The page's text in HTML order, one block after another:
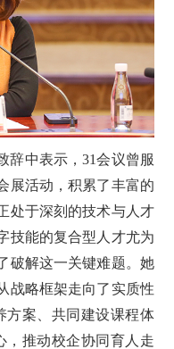
辞中表示，31会议曾服
展活动，积累了丰富的
处于深刻的技术与人才
技能的复合型人才尤为
破解这一关键难题。她
战略框架走向了实质性
方案、共同建设课程体
，推动校企协同育人走